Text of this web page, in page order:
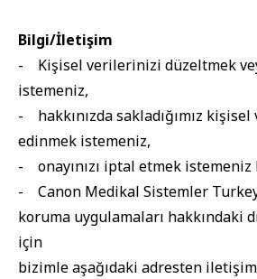
Bilgi/İletişim
- Kişisel verilerinizi düzeltmek
istemeniz,
- hakkınızda sakladığımız
edinmek istemeniz,
- onayınızı iptal etmek istemeniz
- Canon Medikal Sistemler
koruma uygulamaları hakkındaki
için
bizimle aşağıdaki adresten